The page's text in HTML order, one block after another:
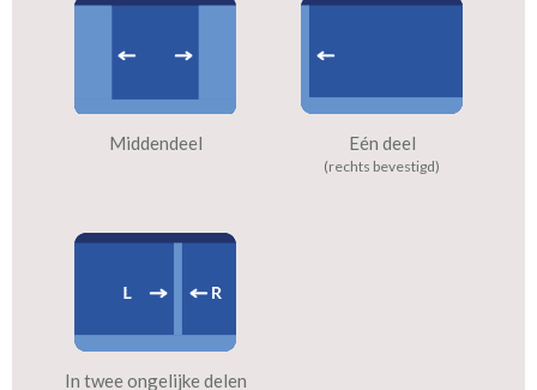
Middendeel Eén deel
(rechts bevestigd)
In twee ongelijke delen